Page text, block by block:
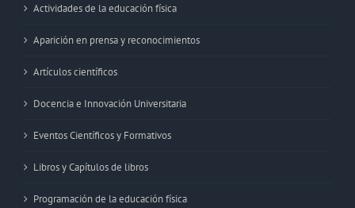
Actividades de la educación física
Aparición en prensa y reconocimientos
Artículos científicos
Docencia e Innovación Universitaria
Eventos Científicos y Formativos
Libros y Capítulos de libros
Programación de la educación física